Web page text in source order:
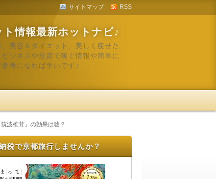
サイトマップ RSS
情報最新ホットナビ♪
美容＆ダイエット、美しく痩せた
ジネスや投資で稼ぐ情報や簡単に
考になれば幸いです♪
波椎茸」の効果は嘘？
税で京都旅行しませんか？